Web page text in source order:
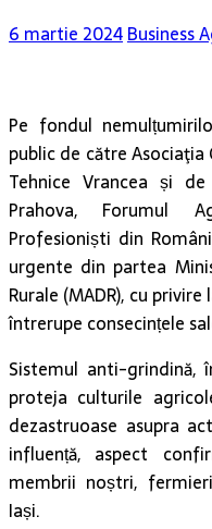
6 martie 2024Business
Pe fondul
public de către
Tehnice Vrancea și
Prahova,
Forumul
Profesioniști din
urgente din partea
Rurale (MADR), cu
întrerupe consecințele
Sistemul anti-grindină,
proteja culturile
dezastruoase asupra
influență, aspect
membrii noștri,
Iași.